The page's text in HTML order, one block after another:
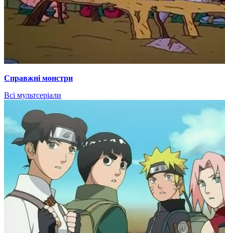
Справжні монстри
Всі мультсеріали